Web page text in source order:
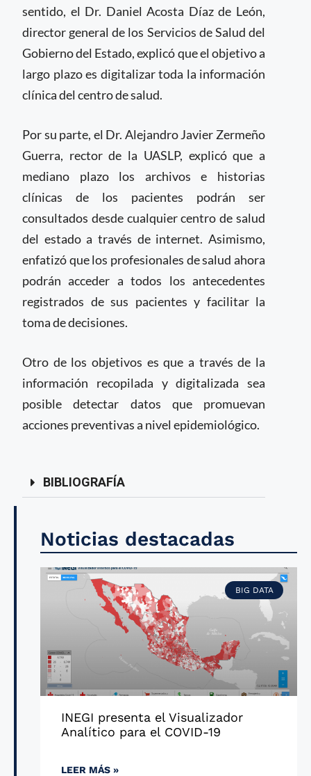
sentido, el Dr. Daniel Acosta Díaz de León,
director general de los Servicios de Salud del
Gobierno del Estado, explicó que el objetivo a
largo plazo es digitalizar toda la información
clínica del centro de salud.
Por su parte, el Dr. Alejandro Javier Zermeño
Guerra, rector de la UASLP, explicó que a
mediano plazo los archivos e historias
clínicas de los pacientes podrán ser
consultados desde cualquier centro de salud
del estado a través de internet. Asimismo,
enfatizó que los profesionales de salud ahora
podrán acceder a todos los antecedentes
registrados de sus pacientes y facilitar la
toma de decisiones.
Otro de los objetivos es que a través de la
información recopilada y digitalizada sea
posible detectar datos que promuevan
acciones preventivas a nivel epidemiológico.
BIBLIOGRAFÍA
Noticias destacadas
BIG DATA
INEGI presenta el Visualizador
Analítico para el COVID-19
LEER MÁS »